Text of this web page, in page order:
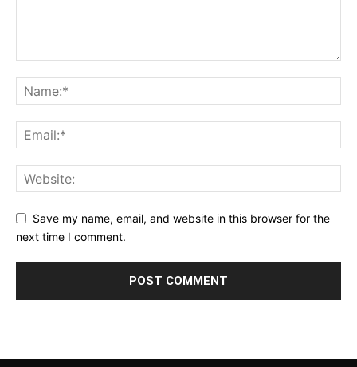
Save my name, email, and website in this browser for the
next time I comment.